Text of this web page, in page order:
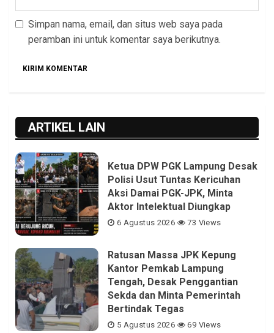
Simpan nama, email, dan situs web saya pada
peramban ini untuk komentar saya berikutnya.
ARTIKEL LAIN
Ketua DPW PGK Lampung Desak
Polisi Usut Tuntas Kericuhan
Aksi Damai PGK-JPK, Minta
Aktor Intelektual Diungkap
6 Agustus 2026 73 Views
Ratusan Massa JPK Kepung
Kantor Pemkab Lampung
Tengah, Desak Penggantian
Sekda dan Minta Pemerintah
Bertindak Tegas
5 Agustus 2026 69 Views